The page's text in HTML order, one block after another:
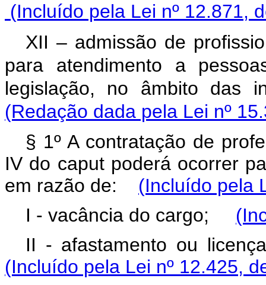
(Incluído pela Lei nº 12.871,
XII – admissão de
para atendimento a
legislação, no âmbito das
(Redação dada pela Lei nº
§ 1º A contratação de
IV do caput poderá ocorrer
em razão de: (Incluído pela
I - vacância do cargo;
II - afastamento ou
(Incluído pela Lei nº 12.425,